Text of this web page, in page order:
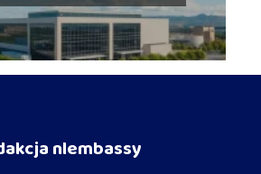
nlembassy